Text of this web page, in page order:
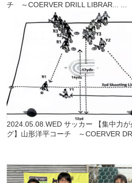
チ ～COERVER DRILL LIBRAR... ...
2024.05.08.WED サッカー
【集中力
グ】山形洋平コーチ ～COERVER